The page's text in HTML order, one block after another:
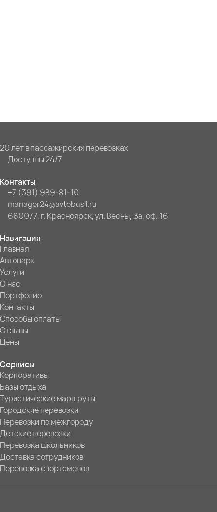
20 лет в пассажирских перевозках
Доступны 24/7
Контакты
+7 (391) 989-81-10
manager24@avtobus1.ru
660077, г. Красноярск, ул. Весны, 3а, оф. 16
Навигация
Главная
Автопарк
Услуги
О нас
Портфолио
Контакты
Способы оплаты
Отзывы
Цены
Сервисы
Корпоративы
Базы отдыха
Туристические маршруты
Городские перевозки
Перевозки по межгороду
Детские перевозки
Перевозка школьников
Доставка сотрудников
Перевозка спортсменов